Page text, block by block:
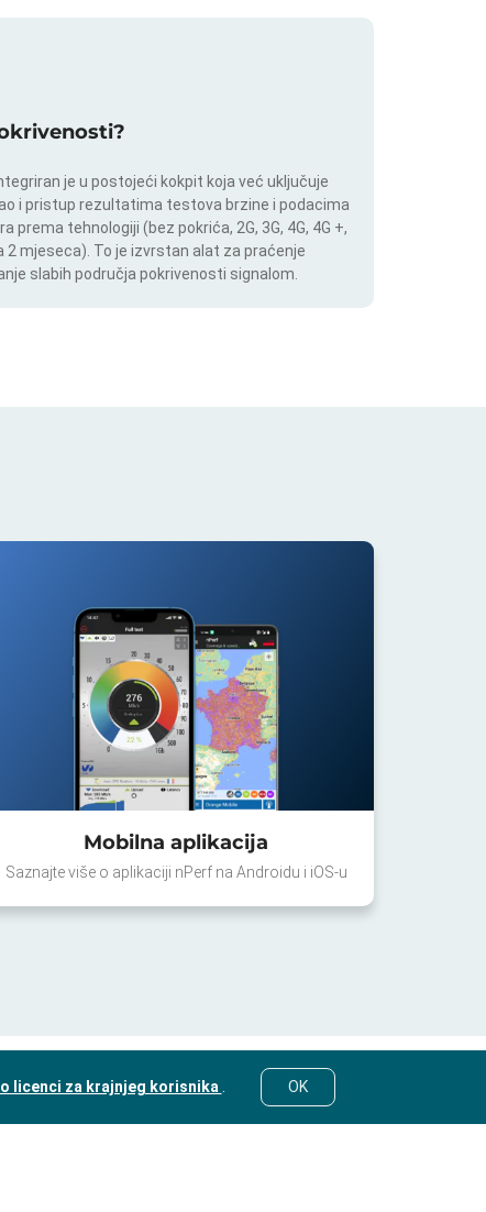
je u postojeći kokpit koja već uključuje
i pristup rezultatima testova brzine i podacima
tehnologiji (bez pokrića, 2G, 3G, 4G, 4G +,
mjeseca). To je izvrstan alat za praćenje
slabih područja pokrivenosti signalom.
Mobilna aplikacija
Saznajte više o aplikaciji nPerf na Androidu i iOS-u
licenci za krajnjeg korisnika OK